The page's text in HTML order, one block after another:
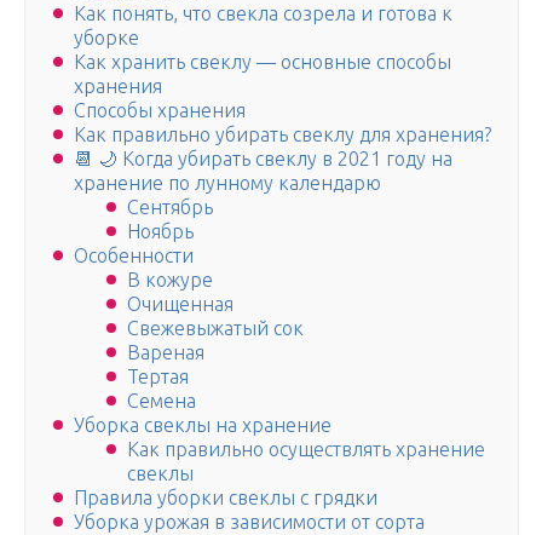
Как понять, что свекла созрела и готова к
уборке
Как хранить свеклу — основные способы
хранения
Способы хранения
Как правильно убирать свеклу для хранения?
📆 🌙 Когда убирать свеклу в 2021 году на
хранение по лунному календарю
Сентябрь
Ноябрь
Особенности
В кожуре
Очищенная
Свежевыжатый сок
Вареная
Тертая
Семена
Уборка свеклы на хранение
Как правильно осуществлять хранение
свеклы
Правила уборки свеклы с грядки
Уборка урожая в зависимости от сорта